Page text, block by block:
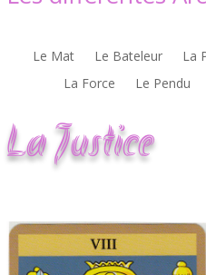
Le Mat Le Bateleur La
La Force
Le Pendu
La Justice